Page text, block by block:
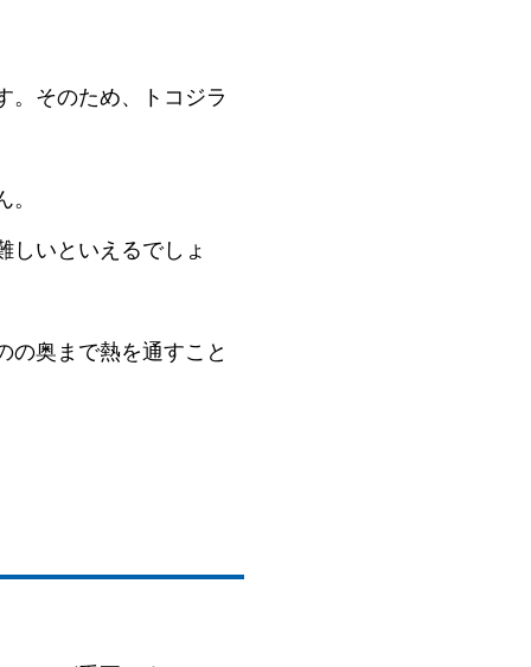
。そのため、トコジラ
しいといえるでしょ
の奥まで熱を通すこと